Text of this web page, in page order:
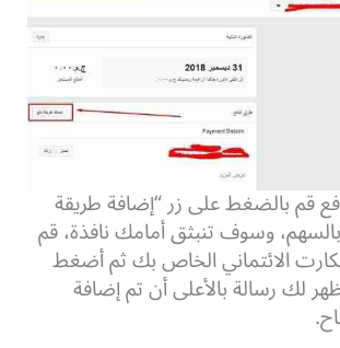
قم بالضغط على زر “إضافة طريقة
وسوف تنبثق أمامك نافذة، قم
الائتماني الخاص بك ثم أضغط
لك رسالة بالأعلى أن تم إضافة